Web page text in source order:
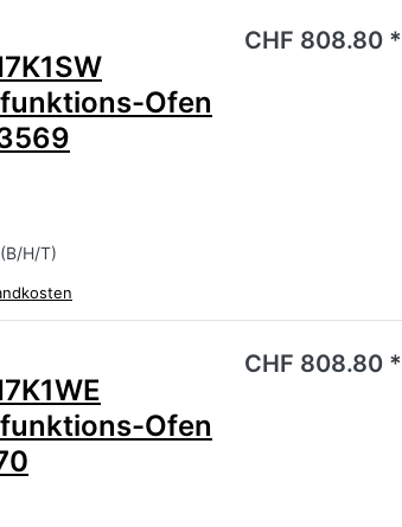
liegen noch keine Bewertungen vor.
Ofen
H/T)
CHF 808.80 *
liegen noch keine Bewertungen vor.
Ofen
CHF 808.80 *